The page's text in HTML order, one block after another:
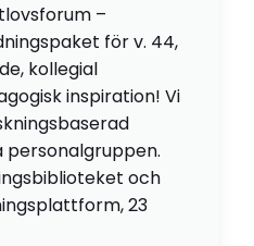
–
för v. 44,
kollegial
inspiration! Vi
och
23